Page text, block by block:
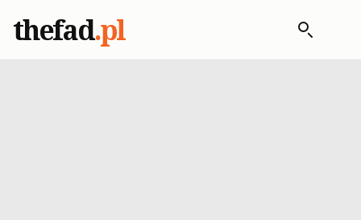
thefad.pl